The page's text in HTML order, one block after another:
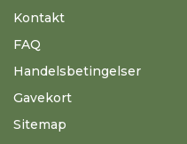
Kontakt
FAQ
Handelsbetingelser
Gavekort
Sitemap